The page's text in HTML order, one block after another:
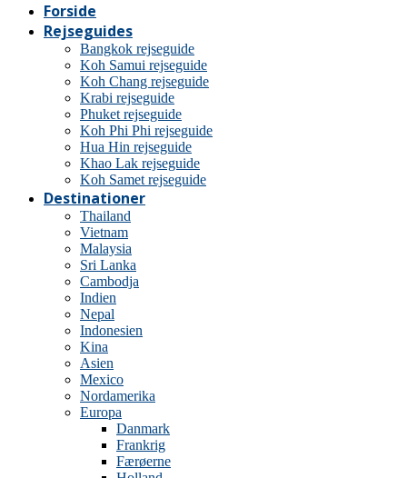
Forside
Rejseguides
Bangkok rejseguide
Koh Samui rejseguide
Koh Chang rejseguide
Krabi rejseguide
Phuket rejseguide
Koh Phi Phi rejseguide
Hua Hin rejseguide
Khao Lak rejseguide
Koh Samet rejseguide
Destinationer
Thailand
Vietnam
Malaysia
Sri Lanka
Cambodja
Indien
Nepal
Indonesien
Kina
Asien
Mexico
Nordamerika
Europa
Danmark
Frankrig
Færøerne